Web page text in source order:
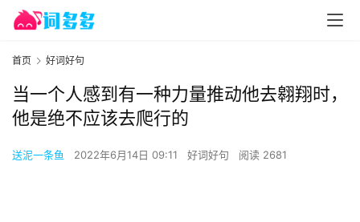
首页 好词好句
当一个人感到有一种力量推动他去翱翔时，
他是绝不应该去爬行的
送泥一条鱼 2022年6月14日 09:11 好词好句 阅读 2681